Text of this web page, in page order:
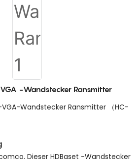
-Wandstecker Ransmitter
Wandstecker Ransmitter （HC-
Dieser HDBaset -Wandstecker